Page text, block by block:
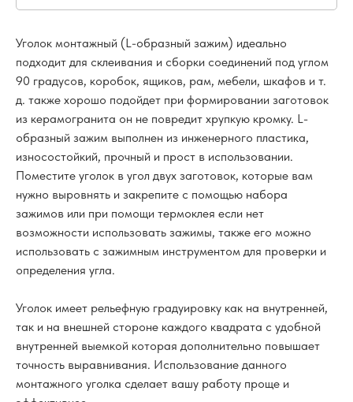
Уголок монтажный (L-образный зажим) идеально
подходит для склеивания и сборки соединений под углом
90 градусов, коробок, ящиков, рам, мебели, шкафов и т.
д. также хорошо подойдет при формировании заготовок
из керамогранита он не повредит хрупкую кромку. L-
образный зажим выполнен из инженерного пластика,
износостойкий, прочный и прост в использовании.
Поместите уголок в угол двух заготовок, которые вам
нужно выровнять и закрепите с помощью набора
зажимов или при помощи термоклея если нет
возможности использовать зажимы, также его можно
использовать с зажимным инструментом для проверки и
определения угла.
Уголок имеет рельефную градуировку как на внутренней,
так и на внешней стороне каждого квадрата с удобной
внутренней выемкой которая дополнительно повышает
точность выравнивания. Использование данного
монтажного уголка сделает вашу работу проще и